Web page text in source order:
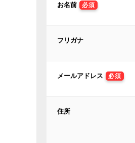
お名前 必須
フリガナ
メールアドレス 必須
住所